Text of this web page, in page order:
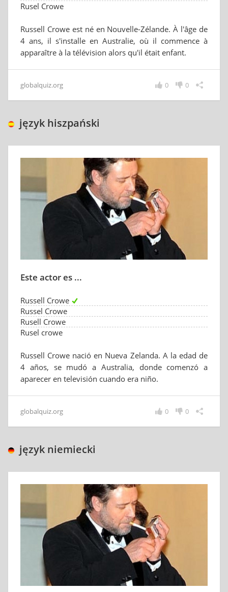
Rusel Crowe
Russell Crowe est né en Nouvelle-Zélande. À l'âge de
4 ans, il s'installe en Australie, où il commence à
apparaître à la télévision alors qu'il était enfant.
globalquiz.org 0
0
język hiszpański
Este actor es ...
Russell Crowe
Russel Crowe
Rusell Crowe
Rusel crowe
Russell Crowe nació en Nueva Zelanda. A la edad de
4 años, se mudó a Australia, donde comenzó a
aparecer en televisión cuando era niño.
globalquiz.org 0
0
język niemiecki